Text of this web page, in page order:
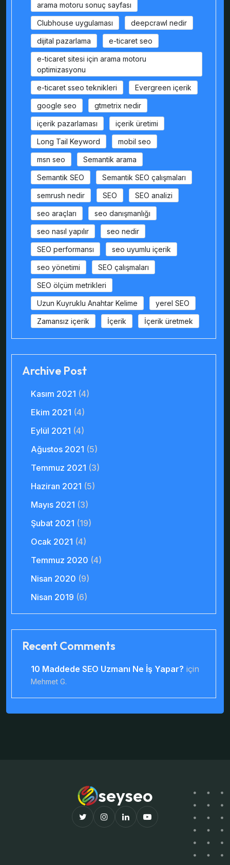
arama motoru sonuç sayfası
Clubhouse uygulaması deepcrawl nedir
dijital pazarlama e-ticaret seo
e-ticaret sitesi için arama motoru
optimizasyonu
e-ticaret sseo teknikleri Evergreen içerik
google seo gtmetrix nedir
içerik pazarlaması içerik üretimi
Long Tail Keyword mobil seo
msn seo Semantik arama
Semantik SEO Semantik SEO çalışmaları
semrush nedir SEO SEO analizi
seo araçları seo danışmanlığı
seo nasıl yapılır seo nedir
SEO performansı seo uyumlu içerik
seo yönetimi SEO çalışmaları
SEO ölçüm metrikleri
Uzun Kuyruklu Anahtar Kelime yerel SEO
Zamansız içerik İçerik İçerik üretmek
Archive Post
Kasım 2021 (4)
Ekim 2021 (4)
Eylül 2021 (4)
Ağustos 2021 (5)
Temmuz 2021 (3)
Haziran 2021 (5)
Mayıs 2021 (3)
Şubat 2021 (19)
Ocak 2021 (4)
Temmuz 2020 (4)
Nisan 2020 (9)
Nisan 2019 (6)
Recent Comments
10 Maddede SEO Uzmanı Ne İş Yapar? için
Mehmet G.
seyseo